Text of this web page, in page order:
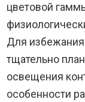
цветовой
Для
тщательно
освещения
особенности